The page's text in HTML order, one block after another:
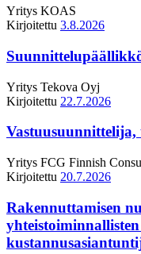
Yritys KOAS
Kirjoitettu 3.8.2026
Yritys Tekova Oyj
Kirjoitettu 22.7.2026
Yritys FCG Finnish
Kirjoitettu 20.7.2026
Rakennuttamisen